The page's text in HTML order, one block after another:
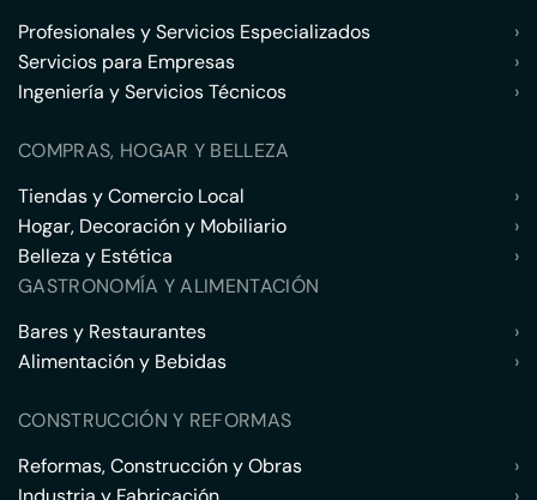
Profesionales y Servicios Especializados
›
Servicios para Empresas
›
Ingeniería y Servicios Técnicos
›
COMPRAS, HOGAR Y BELLEZA
Tiendas y Comercio Local
›
Hogar, Decoración y Mobiliario
›
Belleza y Estética
›
GASTRONOMÍA Y ALIMENTACIÓN
Bares y Restaurantes
›
Alimentación y Bebidas
›
CONSTRUCCIÓN Y REFORMAS
Reformas, Construcción y Obras
›